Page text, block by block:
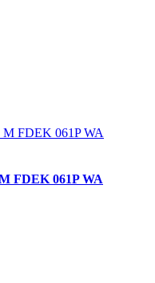
FDEK 061P WA